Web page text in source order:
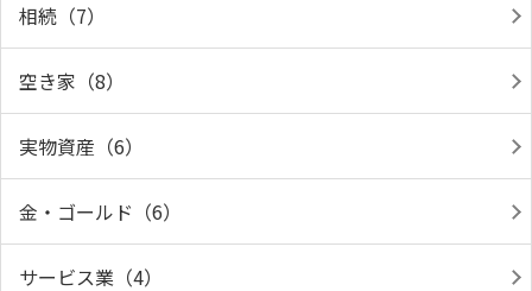
相続（7）
空き家（8）
実物資産（6）
金・ゴールド（6）
サービス業（4）